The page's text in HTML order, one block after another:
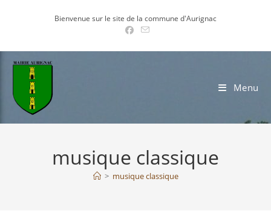
Bienvenue sur le site de la commune d'Aurignac
Menu
musique classique
> musique classique